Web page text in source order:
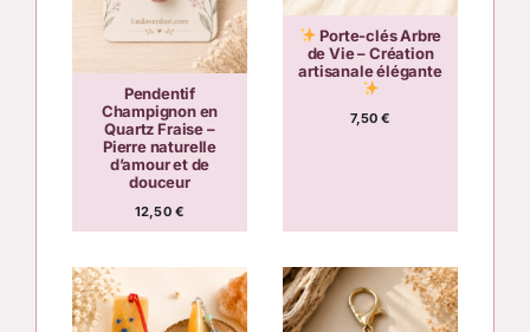
Pendentif
Champignon en
Quartz Fraise –
Pierre naturelle
d’amour et de
douceur
12,50 €
Porte-clés Arbre
de Vie – Création
artisanale élégante
7,50€